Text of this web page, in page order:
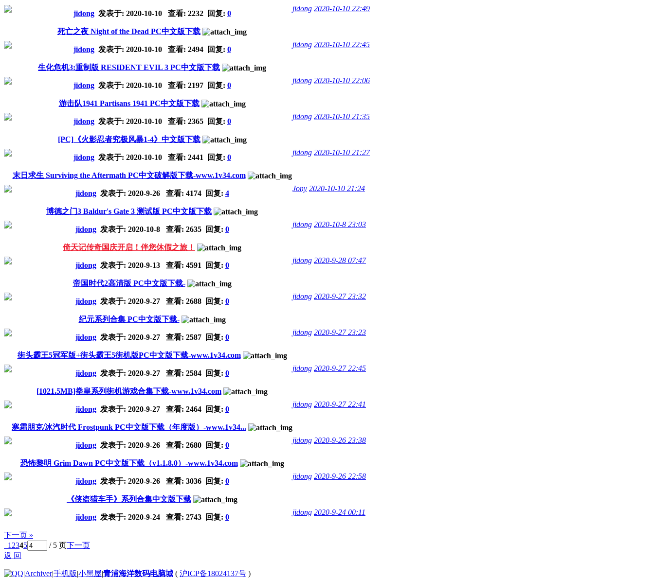
jidong发表于: 2020-10-10查看: 2232 回复: 0
jidong 2020-10-10 22:49
死亡之夜 Night of the Dead PC中文版下载
jidong发表于: 2020-10-10查看: 2494 回复: 0
jidong 2020-10-10 22:45
生化危机3:重制版 RESIDENT EVIL 3 PC中文版下载
jidong发表于: 2020-10-10查看: 2197 回复: 0
jidong 2020-10-10 22:06
游击队1941 Partisans 1941 PC中文版下载
jidong发表于: 2020-10-10查看: 2365 回复: 0
jidong 2020-10-10 21:35
[PC]《火影忍者究极风暴1-4》中文版下载
jidong发表于: 2020-10-10查看: 2441 回复: 0
jidong 2020-10-10 21:27
末日求生 Surviving the Aftermath PC中文破解版下载-www.1v34.com
jidong发表于: 2020-9-26查看: 4174 回复: 4
Jony 2020-10-10 21:24
博德之门3 Baldur's Gate 3 测试版 PC中文版下载
jidong发表于: 2020-10-8查看: 2635 回复: 0
jidong 2020-10-8 23:03
倚天记传奇国庆开启！伴您休假之旅！
jidong发表于: 2020-9-13查看: 4591 回复: 0
jidong 2020-9-28 07:47
帝国时代2高清版 PC中文版下载-
jidong发表于: 2020-9-27查看: 2688 回复: 0
jidong 2020-9-27 23:32
纪元系列合集 PC中文版下载-
jidong发表于: 2020-9-27查看: 2587 回复: 0
jidong 2020-9-27 23:23
街头霸王5冠军版+街头霸王5街机版PC中文版下载-www.1v34.com
jidong发表于: 2020-9-27查看: 2584 回复: 0
jidong 2020-9-27 22:45
[1021.5MB]拳皇系列街机游戏合集下载-www.1v34.com
jidong发表于: 2020-9-27查看: 2464 回复: 0
jidong 2020-9-27 22:41
寒霜朋克/冰汽时代 Frostpunk PC中文版下载（年度版）-www.1v34...
jidong发表于: 2020-9-26查看: 2680 回复: 0
jidong 2020-9-26 23:38
恐怖黎明 Grim Dawn PC中文版下载（v1.1.8.0）-www.1v34.com
jidong发表于: 2020-9-26查看: 3036 回复: 0
jidong 2020-9-26 22:58
《侠盗猎车手》系列合集中文版下载
jidong发表于: 2020-9-24查看: 2743 回复: 0
jidong 2020-9-24 00:11
下一页 »
1 2345 / 5 页下一页
返 回
|Archiver|手机版|小黑屋|青浦海洋数码电脑城 ( 沪ICP备18024137号 )